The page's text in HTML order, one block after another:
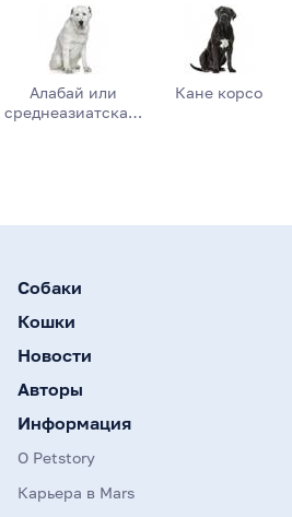
Алабай или
среднеазиатска…
Кане корсо
Собаки
Кошки
Новости
Авторы
Информация
О Petstory
Карьера в Mars